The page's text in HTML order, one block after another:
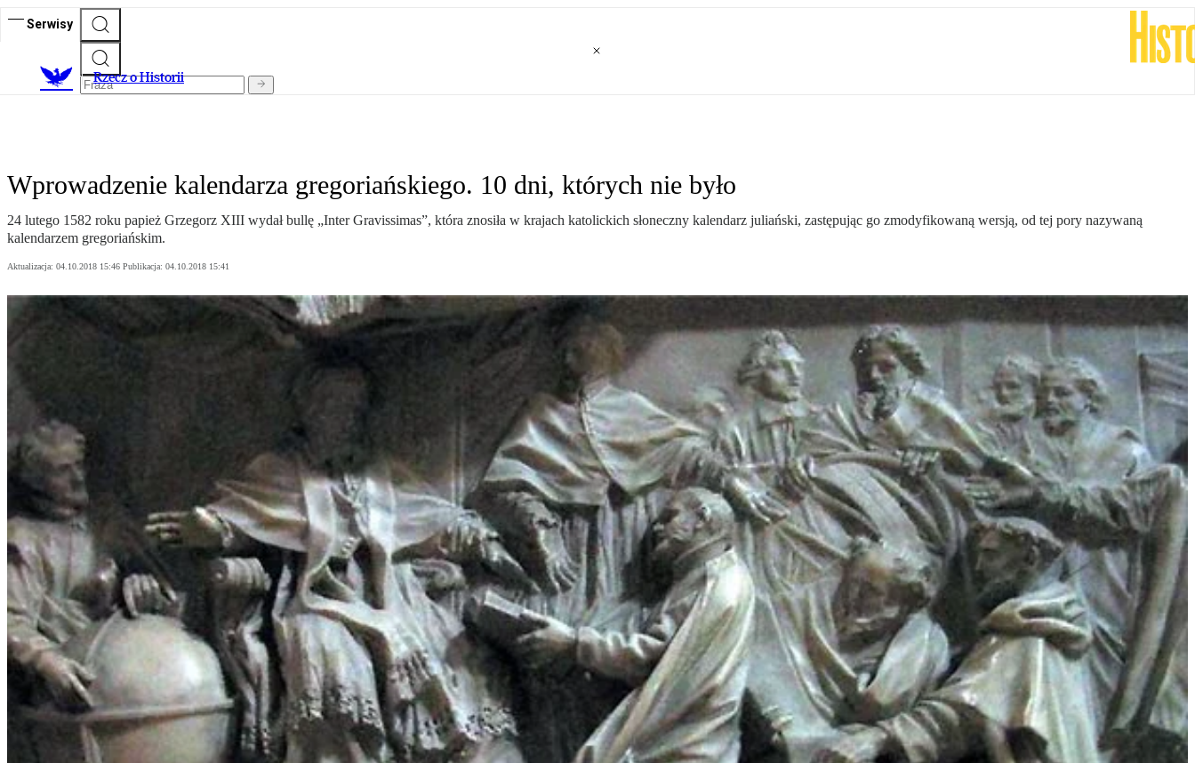
Serwisy
Rzecz o Historii
Wprowadzenie kalendarza gregoriańskiego. 10 dni, których nie było
24 lutego 1582 roku papież Grzegorz XIII wydał bullę „Inter Gravissimas”, która znosiła w krajach katolickich słoneczny kalendarz juliański, zastępując go zmodyfikowaną wersją, od tej pory nazywaną
kalendarzem gregoriańskim.
Aktualizacja: 04.10.2018 15:46 Publikacja: 04.10.2018 15:41